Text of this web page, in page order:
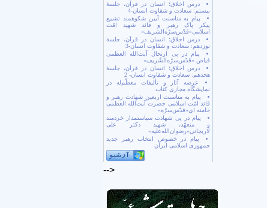
درس اخلاق؛ انسان در قرآن، جلسۀ
بیستم: سعادت و شقاوت انسان-4
پیام به مناسبت آیین شکوهمند تشییع
پیکر پاک رهبر و قائد شهید امّت
اسلامی«قدّس‌سرّه‌الشریف»
درس اخلاق؛ انسان در قرآن، جلسۀ
نوزدهم: سعادت و شقاوت انسان-3
پیام در پی ارتحال آیت‌الله العظمی
فیاض «قدّس‌سرّه‌الشّریف»
درس اخلاق؛ انسان در قرآن، جلسۀ
هجدهم: سعادت و شقاوت انسان- 2
عرضه آثار و تألیفات معظّم‌له در
نمایشگاه مجازی کتاب
پیام به مناسبت اربعین شهادت رهبر و
قائد امّت اسلامی حضرت آیت‌الله العظمی
خامنه ای«قدّس‌سرّه»
پیام در پی شهادت سیاستمدار خردمند
و متعهّد، شهید دکتر علی
لاریجانی«رضوان‌الله‌علیه»
پیام در خصوص انتخاب رهبر جدید
جمهوری اسلامی ایران
-->